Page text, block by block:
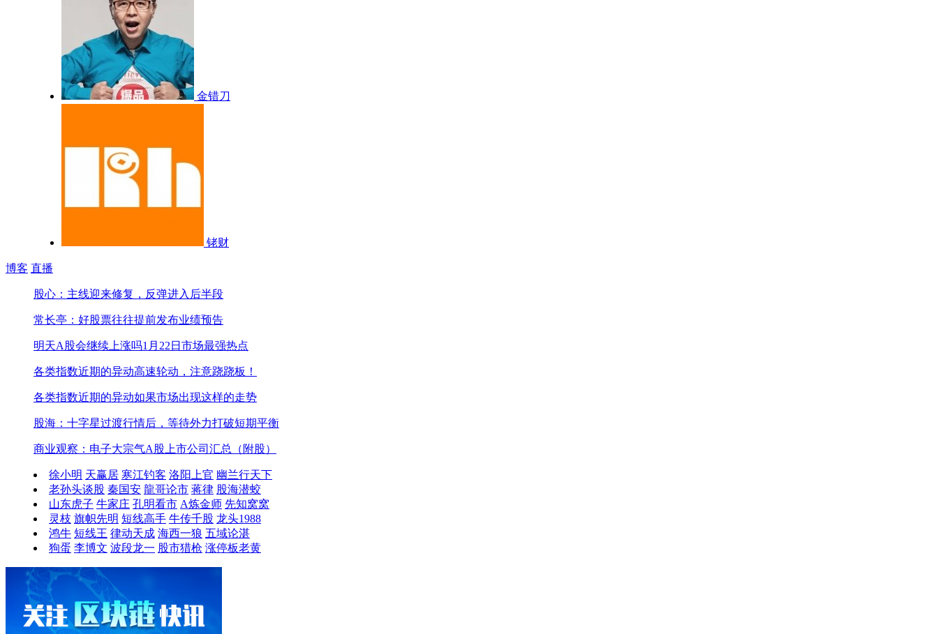
金错刀
铑财
博客 直播
股心：主线迎来修复，反弹进入后半段
常长亭：好股票往往提前发布业绩预告
明天A股会继续上涨吗1月22日市场最强热点
各类指数近期的异动高速轮动，注意跷跷板！
各类指数近期的异动如果市场出现这样的走势
股海：十字星过渡行情后，等待外力打破短期平衡
商业观察：电子大宗气A股上市公司汇总（附股）
徐小明 天赢居 寒江钓客 洛阳上官 幽兰行天下
老孙头谈股 秦国安 龍哥论市 蒋律 股海潜蛟
山东虎子 牛家庄 孔明看市 A炼金师 先知窝窝
灵枝 旗帜先明 短线高手 牛传千股 龙头1988
鸿牛 短线王 律动天成 海西一狼 五域论湛
狗蛋 李博文 波段龙一 股市猎枪 涨停板老黄